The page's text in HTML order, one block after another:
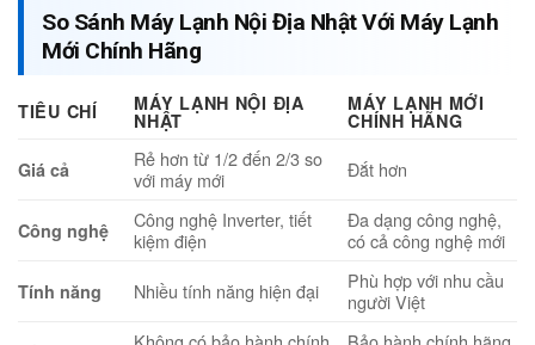
So Sánh Máy Lạnh Nội Địa Nhật Với Máy Lạnh
Mới Chính Hãng
TIÊU CHÍ MÁY LẠNH NỘI ĐỊA
NHẬT
MÁY LẠNH MỚI
CHÍNH HÃNG
Giá cả
Rẻ hơn từ 1/2 đến 2/3 so
với máy mới
Đắt hơn
Công nghệ
Công nghệ Inverter, tiết
kiệm điện
Đa dạng công nghệ,
có cả công nghệ mới
Tính năng Nhiều tính năng hiện đại
Phù hợp với nhu cầu
người Việt